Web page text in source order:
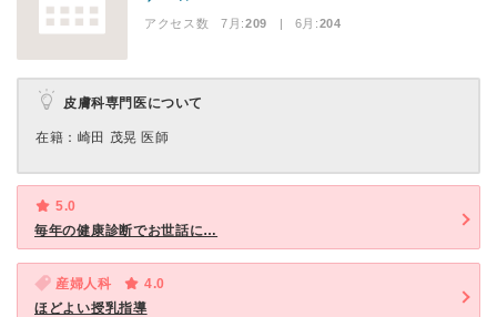
アクセス数 7月:209 | 6月:204
皮膚科専門医について
在籍：崎田 茂晃 医師
5.0
毎年の健康診断でお世話に…
産婦人科
4.0
ほどよい授乳指導